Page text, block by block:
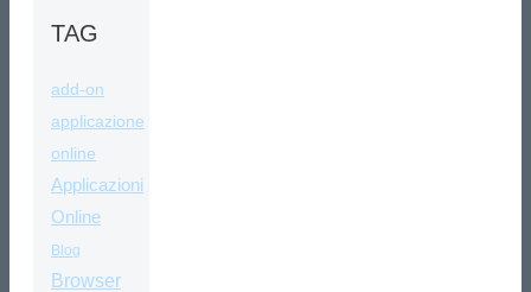
TAG
add-on
applicazione
online
Applicazioni
Online
Blog
Browser